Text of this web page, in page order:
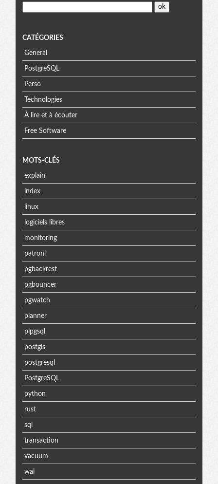
CATÉGORIES
General
PostgreSQL
Perso
Technologies
À lire et à écouter
Free Software
MOTS-CLÉS
explain
index
linux
logiciels libres
monitoring
patroni
pgbackrest
pgbouncer
pgwatch
planner
plpgsql
postgis
postgresql
PostgreSQL
python
rust
sql
transaction
vacuum
wal